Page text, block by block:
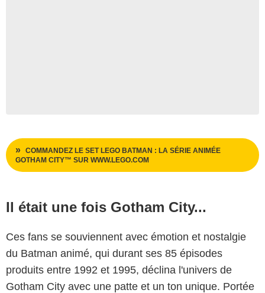
COMMANDEZ LE SET LEGO BATMAN : LA SÉRIE ANIMÉE
GOTHAM CITY™ SUR WWW.LEGO.COM
Il était une fois Gotham City...
Ces fans se souviennent avec émotion et nostalgie
du Batman animé, qui durant ses 85 épisodes
produits entre 1992 et 1995, déclina l'univers de
Gotham City avec une patte et un ton unique. Portée